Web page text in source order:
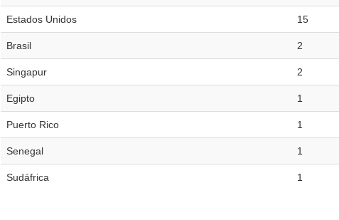
Estados Unidos 15
Brasil 2
Singapur 2
Egipto 1
Puerto Rico 1
Senegal 1
Sudáfrica 1